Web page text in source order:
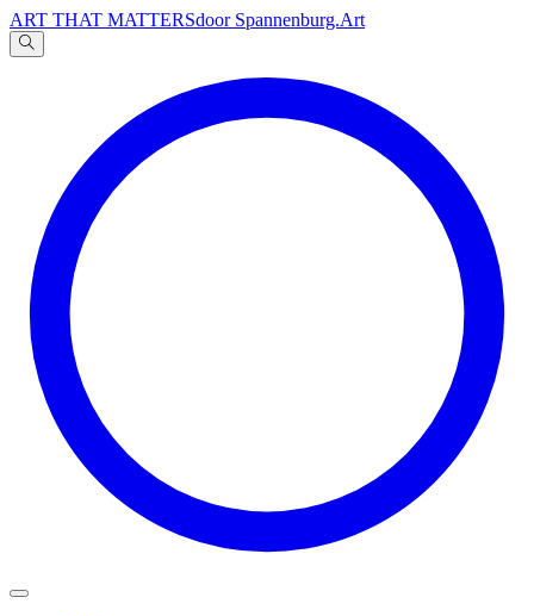
ART THAT MATTERSdoor Spannenburg.Art
文